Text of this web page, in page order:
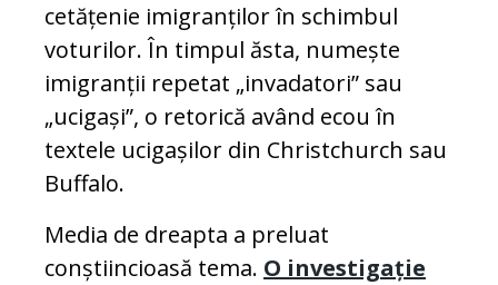
cetățenie imigranților în schimbul
voturilor. În timpul ăsta, numește
imigranții repetat „invadatori” sau
„ucigași”, o retorică având ecou în
textele ucigașilor din Christchurch sau
Buffalo.
Media de dreapta a preluat
conștiincioasă tema. O investigație